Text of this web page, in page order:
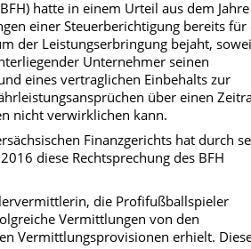
hatte in einem Urteil aus dem Jahre
einer Steuerberichtigung bereits für
der Leistungserbringung bejaht,
Unternehmer seinen
eines vertraglichen Einbehalts zur
über einen
nicht verwirklichen kann.
Finanzgerichts hat durch
diese Rechtsprechung des BFH
die Profifußballspieler
Vermittlungen von den
Vermittlungsprovisionen erhielt.